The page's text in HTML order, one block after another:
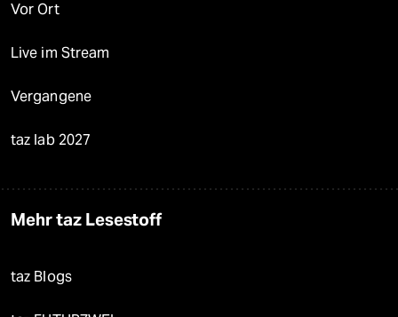
Vor Ort
Live im Stream
Vergangene
taz lab 2027
Mehr taz Lesestoff
taz Blogs